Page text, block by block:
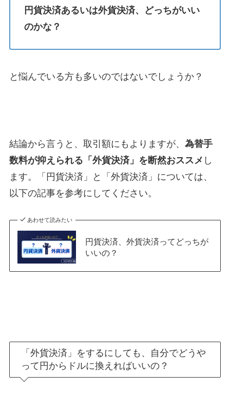
円貨決済あるいは外貨決済、どっちがいい
のかな？
と悩んでいる方も多いのではないでしょうか？
結論から言うと、取引額にもよりますが、 為替手
数料が抑えられる「外貨決済」を断然おススメ し
ます。「円貨決済」と「外貨決済」については、
以下の記事を参考にしてください。
あわせて読みたい
円貨決済、外貨決済ってどっちが
いいの？
「外貨決済」をするにしても、自分でどうや
って円からドルに換えればいいの？